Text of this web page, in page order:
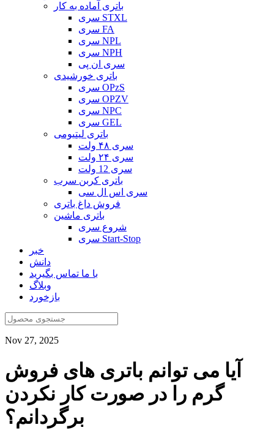
باتری آماده به کار
سری STXL
سری FA
سری NPL
سری NPH
سری ان پی
باتری خورشیدی
سری OPzS
سری OPZV
سری NPC
سری GEL
باتری لیتیومی
سری ۴۸ ولت
سری ۲۴ ولت
سری 12 ولت
باتری کربن سرب
سری اس ال سی
فروش داغ باتری
باتری ماشین
شروع سری
سری Start-Stop
خبر
دانش
با ما تماس بگیرید
وبلاگ
بازخورد
Nov 27, 2025
آیا می توانم باتری های فروش
گرم را در صورت کار نکردن
برگردانم؟